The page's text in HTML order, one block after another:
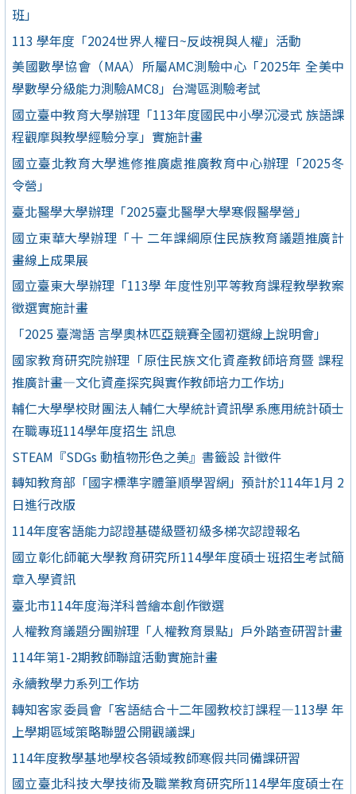
班」
113 學年度「2024世界人權日~反歧視與人權」活動
美國數學協會（MAA）所屬AMC測驗中心「2025年 全美中
學數學分級能力測驗AMC8」台灣區測驗考試
國立臺中教育大學辦理「113年度國民中小學沉浸式 族語課
程觀摩與教學經驗分享」實施計畫
國立臺北教育大學進修推廣處推廣教育中心辦理「2025冬
令營」
臺北醫學大學辦理「2025臺北醫學大學寒假醫學營」
國立東華大學辦理「十 二年課綱原住民族教育議題推廣計
畫線上成果展
國立臺東大學辦理「113學 年度性別平等教育課程教學教案
徵選實施計畫
「2025 臺灣語 言學奧林匹亞競賽全國初選線上說明會」
國家教育研究院辦理「原住民族文化資產教師培育暨 課程
推廣計畫—文化資產探究與實作教師培力工作坊」
輔仁大學學校財團法人輔仁大學統計資訊學系應用統計碩士
在職專班114學年度招生 訊息
STEAM『SDGs 動植物形色之美』書籤設 計徵件
轉知教育部「國字標準字體筆順學習網」預計於114年1月 2
日進行改版
114年度客語能力認證基礎級暨初級多梯次認證報名
國立彰化師範大學教育研究所114學年度碩士班招生考試簡
章入學資訊
臺北市114年度海洋科普繪本創作徵選
人權教育議題分團辦理「人權教育景點」戶外踏查研習計畫
114年第1-2期教師聯誼活動實施計畫
永續教學力系列工作坊
轉知客家委員會「客語結合十二年國教校訂課程—113學 年
上學期區域策略聯盟公開觀議課」
114年度教學基地學校各領域教師寒假共同備課研習
國立臺北科技大學技術及職業教育研究所114學年度碩士在